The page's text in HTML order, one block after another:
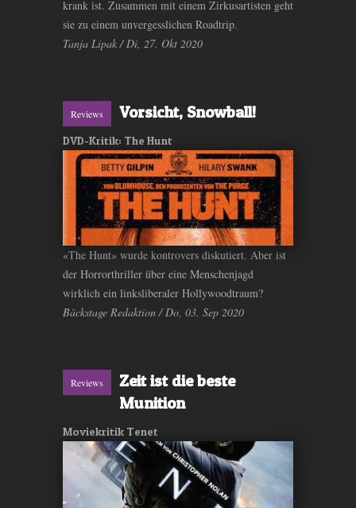
krank ist. Zusammen mit einem Zirkusartisten geht
sie zu einem unvergesslichen Roadtrip.
Tanja Lipak / Di, 27. Okt 2020
Reviews Vorsicht, Snowball!
DVD-Kritik: The Hunt
«The Hunt» wurde kontrovers diskutiert. Aber ist
der Horrorthriller über eine Menschenjagd
wirklich ein linksliberaler Hollywoodtraum?
Bäckstage Redaktion / Do, 03. Sep 2020
Reviews
Zeit ist die beste
Munition
Moviekritik Tenet